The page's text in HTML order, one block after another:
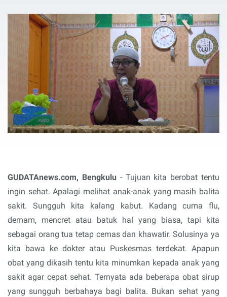
GUDATAnews.com, Bengkulu - Tujuan kita berobat tentu
ingin sehat. Apalagi melihat anak-anak yang masih balita
sakit. Sungguh kita kalang kabut. Kadang cuma flu,
demam, mencret atau batuk hal yang biasa, tapi kita
sebagai orang tua tetap cemas dan khawatir. Solusinya ya
kita bawa ke dokter atau Puskesmas terdekat. Apapun
obat yang dikasih tentu kita minumkan kepada anak yang
sakit agar cepat sehat. Ternyata ada beberapa obat sirup
yang sungguh berbahaya bagi balita. Bukan sehat yang